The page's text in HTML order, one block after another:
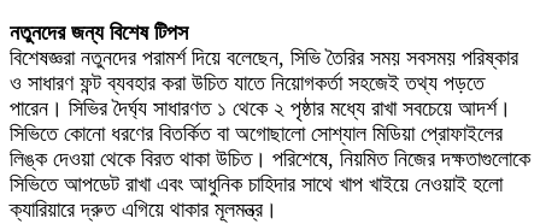
নতুনদের জন্য বিশেষ টিপস
বিশেষজ্ঞরা নতুনদের পরামর্শ দিয়ে বলেছেন, সিভি তৈরির সময় সবসময় পরিষ্কার
ও সাধারণ ফন্ট ব্যবহার করা উচিত যাতে নিয়োগকর্তা সহজেই তথ্য পড়তে
পারেন। সিভির দৈর্ঘ্য সাধারণত ১ থেকে ২ পৃষ্ঠার মধ্যে রাখা সবচেয়ে আদর্শ।
সিভিতে কোনো ধরণের বিতর্কিত বা অগোছালো সোশ্যাল মিডিয়া প্রোফাইলের
লিঙ্ক দেওয়া থেকে বিরত থাকা উচিত। পরিশেষে, নিয়মিত নিজের দক্ষতাগুলোকে
সিভিতে আপডেট রাখা এবং আধুনিক চাহিদার সাথে খাপ খাইয়ে নেওয়াই হলো
ক্যারিয়ারে দ্রুত এগিয়ে থাকার মূলমন্ত্র।